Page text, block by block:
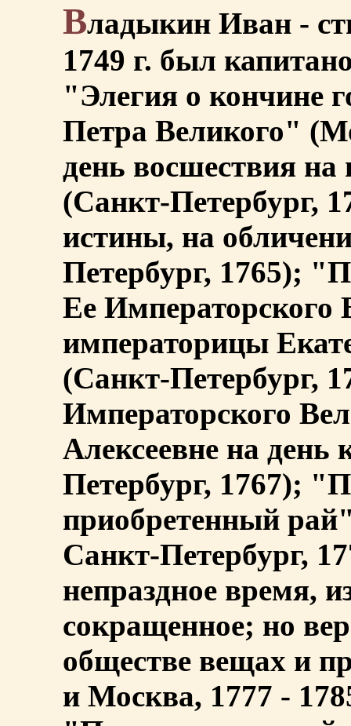
Владыкин Иван -
1749 г. был
"Элегия о кончине
Петра Великого"
день восшествия
(Санкт-Петербург,
истины, на
Петербург, 1765);
Ее Императорского
императорицы
(Санкт-Петербург,
Императорского
Алексеевне на
Петербург, 1767);
приобретенный
Санкт-Петербург,
непраздное время,
сокращенное; но
обществе вещах и
и Москва, 1777 -